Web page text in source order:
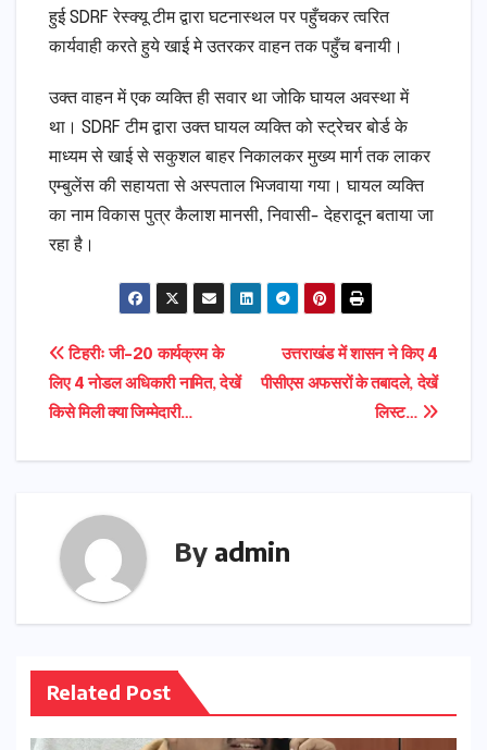
हुई SDRF रेस्क्यू टीम द्वारा घटनास्थल पर पहुँचकर त्वरित
कार्यवाही करते हुये खाई मे उतरकर वाहन तक पहुँच बनायी।
उक्त वाहन में एक व्यक्ति ही सवार था जोकि घायल अवस्था में
था। SDRF टीम द्वारा उक्त घायल व्यक्ति को स्ट्रेचर बोर्ड के
माध्यम से खाई से सकुशल बाहर निकालकर मुख्य मार्ग तक लाकर
एम्बुलेंस की सहायता से अस्पताल भिजवाया गया। घायल व्यक्ति
का नाम विकास पुत्र कैलाश मानसी, निवासी- देहरादून बताया जा
रहा है।
Post
navigation
उत्तराखंड में शासन ने किए 4
पीसीएस अफसरों के तबादले, देखें
लिस्ट…
टिहरीः जी-20 कार्यक्रम के
लिए 4 नोडल अधिकारी नामित, देखें
किसे मिली क्या जिम्मेदारी…
By admin
Related Post